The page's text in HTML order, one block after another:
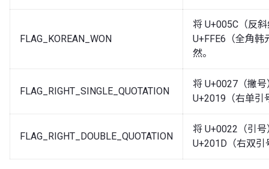
FLAG_KOREAN_WON
将 U+005C（反
U+FFE6（全角
然。
FLAG_RIGHT_SINGLE_QUOTATION
将 U+0027（撇
U+2019（右单引
FLAG_RIGHT_DOUBLE_QUOTATION
将 U+0022（引
U+201D（右双